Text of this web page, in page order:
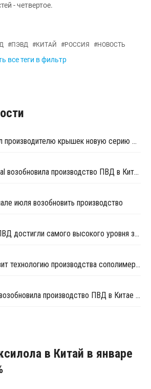
- четвертое.
#ПЭВД #КИТАЙ #РОССИЯ #НОВОСТЬ
все теги в фильтр
Chen Hsong поставил производителю крышек новую серию двухкомпонентных ТПА
Wanhua Petrochemical возобновила производство ПВД в Китае
июля возобновить производство
Цены на китайский ПВД достигли самого высокого уровня за восемь месяцев из-за ирано-израильского конфликта
ECI Group предоставит технологию производства сополимеров для китайской Shaanxi Yanchang
Zhongtian Hechuang возобновила производство ПВД в Китае после профилактики
в Китай в январе